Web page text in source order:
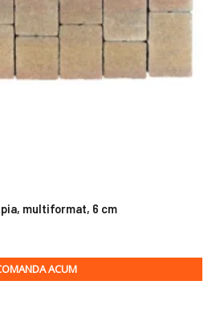
multiformat, 6 cm
ACUM